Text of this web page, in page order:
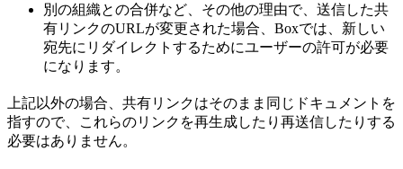
別の組織との合併など、その他の理由で、送信した共
有リンクのURLが変更された場合、Boxでは、新しい
宛先にリダイレクトするためにユーザーの許可が必要
になります。
上記以外の場合、共有リンクはそのまま同じドキュメントを
指すので、これらのリンクを再生成したり再送信したりする
必要はありません。